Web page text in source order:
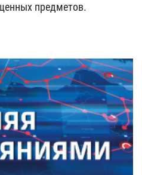
предметов.